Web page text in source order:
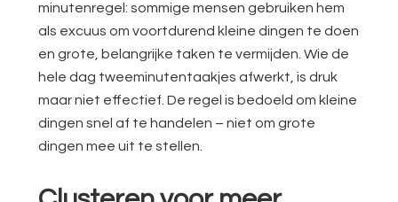
minutenregel: sommige mensen gebruiken hem
als excuus om voortdurend kleine dingen te doen
en grote, belangrijke taken te vermijden. Wie de
hele dag tweeminutentaakjes afwerkt, is druk
maar niet effectief. De regel is bedoeld om kleine
dingen snel af te handelen – niet om grote
dingen mee uit te stellen.